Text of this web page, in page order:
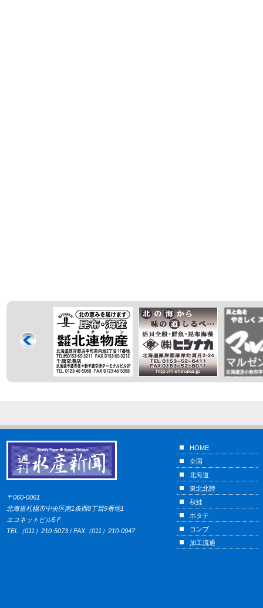
〒060-0061
北海道札幌市中央区南1条西8丁目9番地1
エコネットビル5Ｆ
TEL（011）210-5073 / FAX（011）210-0947
HOME
全国
北海道
東北北陸
秋鮭
ホタテ
コンブ
加工流通